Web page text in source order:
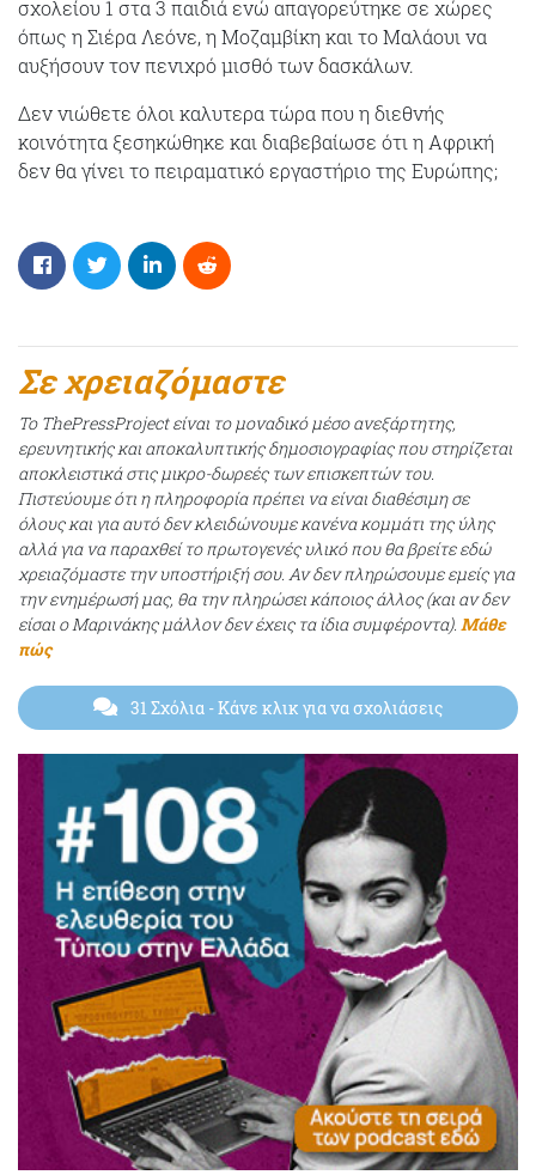
σχολείου 1 στα 3 παιδιά ενώ απαγορεύτηκε σε χώρες
όπως η Σιέρα Λεόνε, η Μοζαμβίκη και το Μαλάουι να
αυξήσουν τον πενιχρό μισθό των δασκάλων.
Δεν νιώθετε όλοι καλυτερα τώρα που η διεθνής
κοινότητα ξεσηκώθηκε και διαβεβαίωσε ότι η Αφρική
δεν θα γίνει το πειραματικό εργαστήριο της Ευρώπης;
Σε χρειαζόμαστε
Το ThePressProject είναι το μοναδικό μέσο ανεξάρτητης,
ερευνητικής και αποκαλυπτικής δημοσιογραφίας που στηρίζεται
αποκλειστικά στις μικρο-δωρεές των επισκεπτών του.
Πιστεύουμε ότι η πληροφορία πρέπει να είναι διαθέσιμη σε
όλους και για αυτό δεν κλειδώνουμε κανένα κομμάτι της ύλης
αλλά για να παραχθεί το πρωτογενές υλικό που θα βρείτε εδώ
χρειαζόμαστε την υποστήριξή σου. Αν δεν πληρώσουμε εμείς για
την ενημέρωσή μας, θα την πληρώσει κάποιος άλλος (και αν δεν
είσαι ο Μαρινάκης μάλλον δεν έχεις τα ίδια συμφέροντα). Μάθε
πώς
31 Σχόλια - Κάνε κλικ για να σχολιάσεις